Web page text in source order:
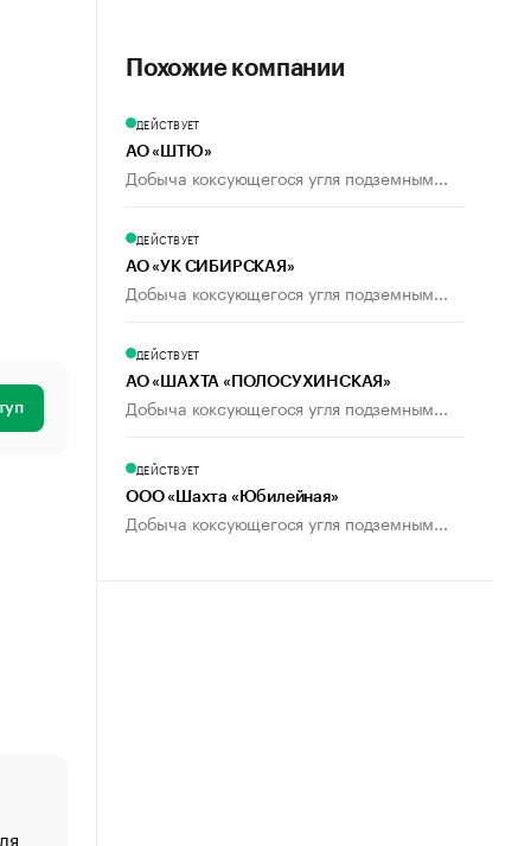
Похожие компании
ДЕЙСТВУЕТ
АО «ШТЮ»
Добыча коксующегося угля подземным...
ДЕЙСТВУЕТ
АО «УК СИБИРСКАЯ»
Добыча коксующегося угля подземным...
ДЕЙСТВУЕТ
АО «ШАХТА «ПОЛОСУХИНСКАЯ»
Добыча коксующегося угля подземным...
ДЕЙСТВУЕТ
ООО «Шахта «Юбилейная»
Добыча коксующегося угля подземным...